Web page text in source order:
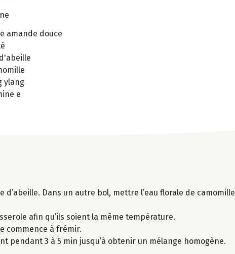
amande douce
ylang
e
d’abeille. Dans un autre bol, mettre l’eau florale de camomille
afin qu’ils soient la même température.
commence à frémir.
pendant 3 à 5 min jusqu’à obtenir un mélange homogène.